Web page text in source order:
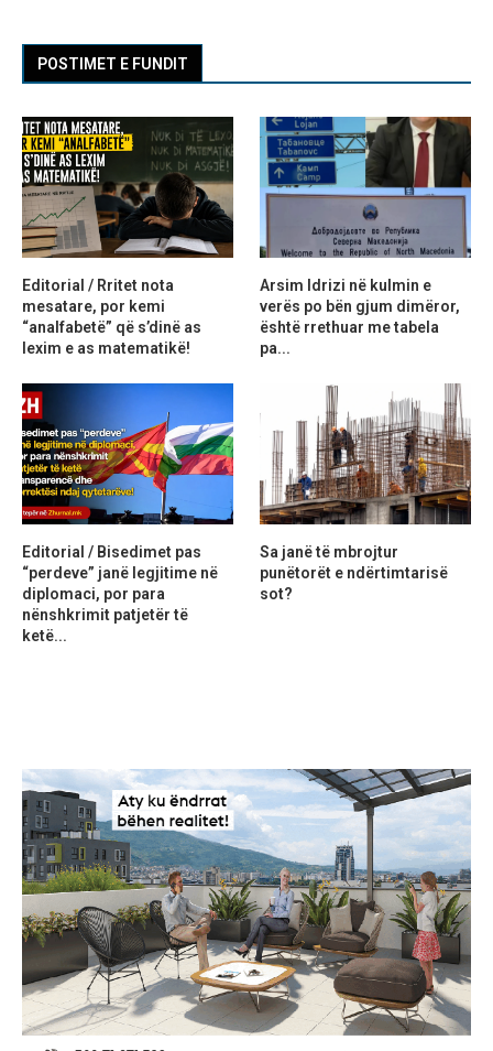
POSTIMET E FUNDIT
Editorial / Rritet nota
mesatare, por kemi
“analfabetë” që s’dinë as
lexim e as matematikë!
Arsim Idrizi në kulmin e
verës po bën gjum dimëror,
është rrethuar me tabela
pa...
Editorial / Bisedimet pas
“perdeve” janë legjitime në
diplomaci, por para
nënshkrimit patjetër të
ketë...
Sa janë të mbrojtur
punëtorët e ndërtimtarisë
sot?